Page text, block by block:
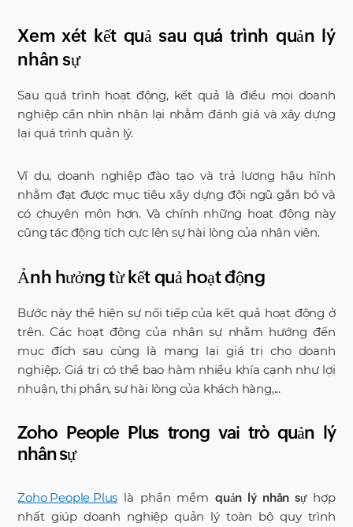
Xem xét kết quả sau quá trình quản lý
nhân sự
Sau quá trình hoạt động, kết quả là điều mọi doanh
nghiệp cần nhìn nhận lại nhằm đánh giá và xây dựng
lại quá trình quản lý.
Ví dụ, doanh nghiệp đào tạo và trả lương hậu hĩnh
nhằm đạt được mục tiêu xây dựng đội ngũ gắn bó và
có chuyên môn hơn. Và chính những hoạt động này
cũng tác động tích cực lên sự hài lòng của nhân viên.
Ảnh hưởng từ kết quả hoạt động
Bước này thể hiện sự nối tiếp của kết quả hoạt động ở
trên. Các hoạt động của nhân sự nhằm hướng đến
mục đích sau cùng là mang lại giá trị cho doanh
nghiệp. Giá trị có thể bao hàm nhiều khía cạnh như lợi
nhuận, thị phần, sự hài lòng của khách hàng,...
Zoho People Plus trong vai trò quản lý
nhân sự
Zoho People Plus là phần mềm quản lý nhân sựhợp
nhất giúp doanh nghiệp quản lý toàn bộ quy trình